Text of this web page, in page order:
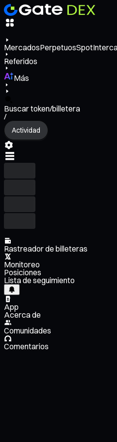
MercadosPerpetuosSpot
Referidos
Más
Buscar token/billetera
/
Actividad
Rastreador de billeteras
Monitoreo
Posiciones
Lista de seguimiento
App
Acerca de
Comunidades
Comentarios